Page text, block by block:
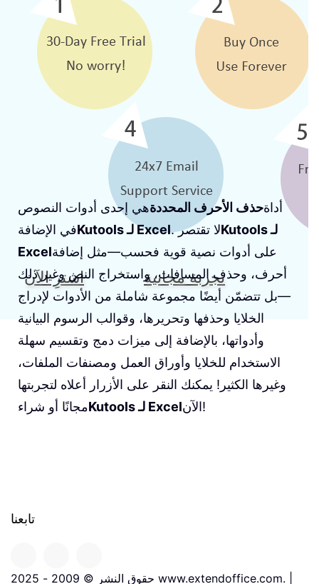
تجربة مجانية اشترِ الآن
أداةحذف الأحرف المحددةهي إحدى أدوات النصوص
في الإضافة
Kutools لـ Excel . لا تقتصرKutools لـ
Excelعلى أدوات نصية قوية فحسب—مثل إضافة
أحرف، وحذف المسافات، واستخراج النص وغير ذلك
—بل تتضمّن أيضًا مجموعة شاملة من الأدوات لإدراج
الخلايا وحذفها وتحريرها، وقوالب الرسوم البيانية
وأدواتها، بالإضافة إلى ميزات دمج وتقسيم سهلة
الاستخدام للخلايا وأوراق العمل ومصنفات الملفات،
وغيرها الكثير! يمكنك النقر على الأزرار أعلاه لتجربتها
مجانًا أو شراء
Kutools لـ Excel الآن!
تابعنا
حقوق النشر © 2009 - 2025 www.extendoffice.com. |